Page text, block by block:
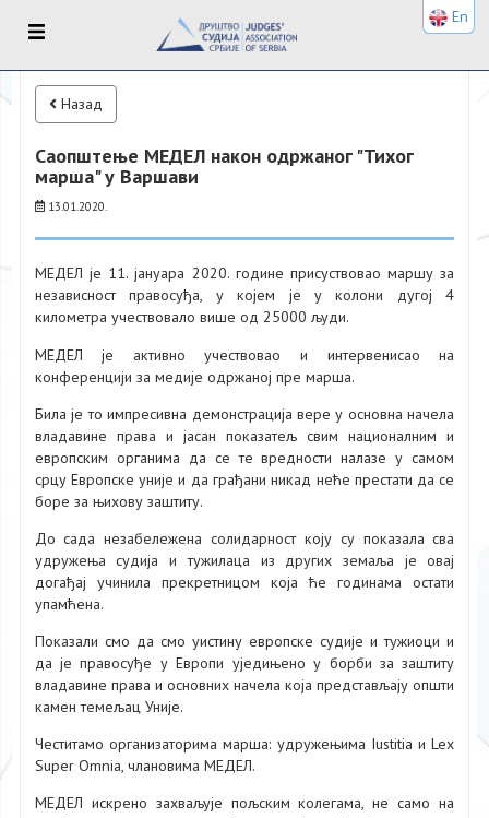
Назад
Саопштење МЕДЕЛ након одржаног "Тихог
марша" у Варшави
13.01.2020.
МЕДЕЛ је 11. јануара 2020. године присуствовао маршу за
независност правосуђа, у којем је у колони дугој 4
километра учествовало више од 25000 људи.
МЕДЕЛ је активно учествовао и интервенисао на
конференцији за медије одржаној пре марша.
Била је то импресивна демонстрација вере у основна начела
владавине права и јасан показатељ свим националним и
европским органима да се те вредности налазе у самом
срцу Европске уније и да грађани никад неће престати да се
боре за њихову заштиту.
До сада незабележена солидарност коју су показала сва
удружења судија и тужилаца из других земаља је овај
догађај учинила прекретницом која ће годинама остати
упамћена.
Показали смо да смо уистину европске судије и тужиоци и
да је правосуђе у Европи уједињено у борби за заштиту
владавине права и основних начела која представљају општи
камен темељац Уније.
Честитамо организаторима марша: удружењима Iustitia и Lex
Super Omnia, члановима МЕДЕЛ.
МЕДЕЛ искрено захваљује пољским колегама, не само на
En